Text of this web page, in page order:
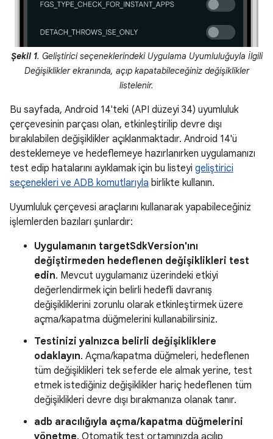
Şekil 1. Geliştirici seçeneklerindeki Uygulama Uyumluluğuyla İlgili
Değişiklikler ekranında, açıp kapatabileceğiniz değişiklikler
listelenir.
Bu sayfada, Android 14'teki (API düzeyi 34) uyumluluk
çerçevesinin parçası olan, etkinleştirilip devre dışı
bırakılabilen değişiklikler açıklanmaktadır. Android 14'ü
desteklemeye ve hedeflemeye hazırlanırken uygulamanızı
test edip hatalarını ayıklamak için bu listeyi geliştirici
seçenekleri ve ADB komutlarıyla birlikte kullanın.
Uyumluluk çerçevesi araçlarını kullanarak yapabileceğiniz
işlemlerden bazıları şunlardır:
Uygulamanın targetSdkVersion'ını
değiştirmeden hedeflenen değişiklikleri test
edin. Mevcut uygulamanız üzerindeki etkiyi
değerlendirmek için belirli hedefli davranış
değişikliklerini zorunlu olarak etkinleştirmek üzere
açma/kapatma düğmelerini kullanabilirsiniz.
Testinizi yalnızca belirli değişikliklere
odaklayın. Açma/kapatma düğmeleri, hedeflenen
tüm değişiklikleri tek seferde ele almak yerine, test
etmek istediğiniz değişiklikler hariç hedeflenen tüm
değişiklikleri devre dışı bırakmanıza olanak tanır.
adb aracılığıyla açma/kapatma düğmelerini